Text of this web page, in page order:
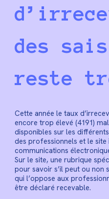
des
reste
Cette année le taux
encore trop élevé (4191)
disponibles sur les
des professionnels et le
communications
Sur le site, une rubrique
pour savoir s’il peut ou non
qui l’oppose aux
être déclaré recevable.